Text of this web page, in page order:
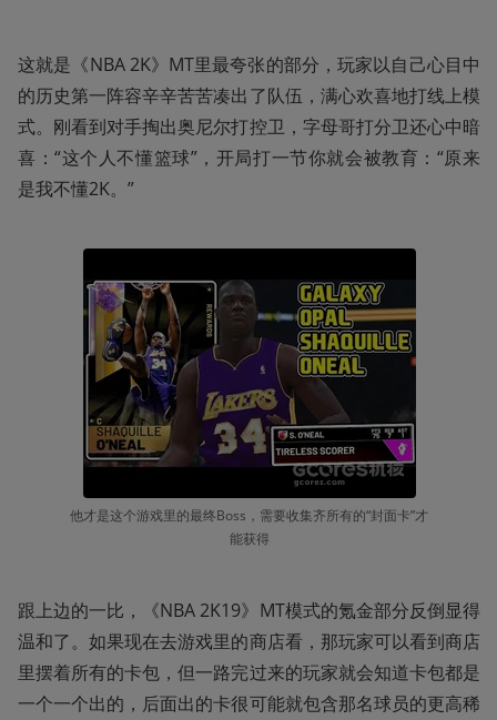
这就是《NBA 2K》MT里最夸张的部分，玩家以自己心目中
的历史第一阵容辛辛苦苦凑出了队伍，满心欢喜地打线上模
式。刚看到对手掏出奥尼尔打控卫，字母哥打分卫还心中暗
喜：“这个人不懂篮球”，开局打一节你就会被教育：“原来
是我不懂2K。”
他才是这个游戏里的最终Boss，需要收集齐所有的“封面卡”才
能获得
跟上边的一比，《NBA 2K19》MT模式的氪金部分反倒显得
温和了。如果现在去游戏里的商店看，那玩家可以看到商店
里摆着所有的卡包，但一路完过来的玩家就会知道卡包都是
一个一个出的，后面出的卡很可能就包含那名球员的更高稀